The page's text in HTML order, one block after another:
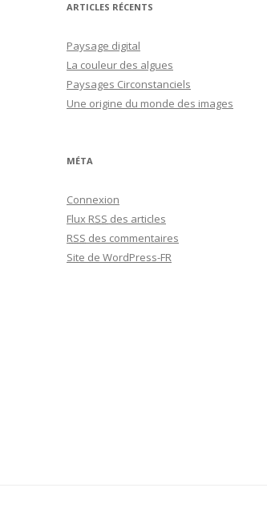
ARTICLES RÉCENTS
Paysage digital
La couleur des algues
Paysages Circonstanciels
Une origine du monde des images
MÉTA
Connexion
Flux RSS des articles
RSS des commentaires
Site de WordPress-FR